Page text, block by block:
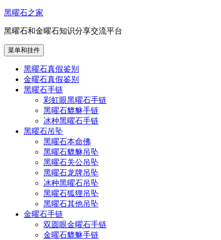
跳
内
容
黑曜石之家
黑曜石和金曜石知识分享交流平台
菜单和挂件
黑曜石真假鉴别
金曜石真假鉴别
黑曜石手链
彩虹眼黑曜石手链
黑曜石貔貅手链
冰种黑曜石手链
黑曜石吊坠
黑曜石本命佛
黑曜石貔貅吊坠
黑曜石关公吊坠
黑曜石龙牌吊坠
冰种黑曜石吊坠
黑曜石狐狸吊坠
黑曜石其他吊坠
金曜石手链
双圆眼金曜石手链
金曜石貔貅手链